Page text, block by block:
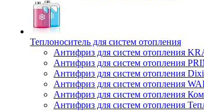
Теплоноситель для систем отопления
Антифриз для систем отопления
Антифриз для систем отопления
Антифриз для систем отопления
Антифриз для систем отопления
Антифриз для систем отопления
Антифриз для систем отопления